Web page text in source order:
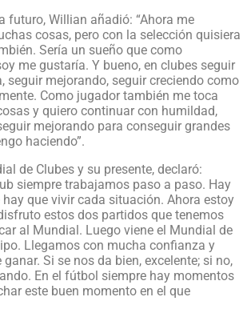
futuro, Willian añadió: “Ahora me
cosas, pero con la selección quisiera
Sería un sueño que como
me gustaría. Y bueno, en clubes seguir
seguir mejorando, seguir creciendo como
Como jugador también me toca
y quiero continuar con humildad,
mejorando para conseguir grandes
haciendo”.
de Clubes y su presente, declaró:
siempre trabajamos paso a paso. Hay
que vivir cada situación. Ahora estoy
estos dos partidos que tenemos
al Mundial. Luego viene el Mundial de
Llegamos con mucha confianza y
Si se nos da bien, excelente; si no,
En el fútbol siempre hay momentos
este buen momento en el que